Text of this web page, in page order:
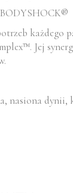
każdego
Jej
nasiona dynii,